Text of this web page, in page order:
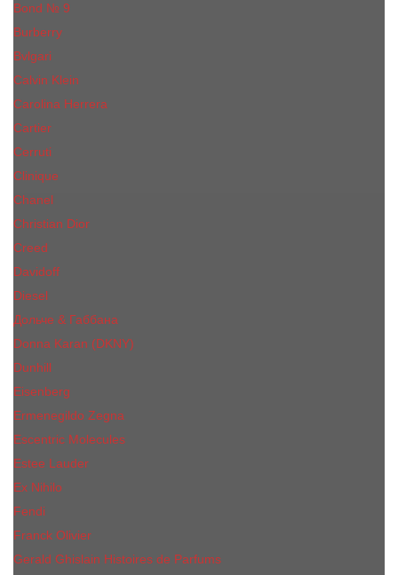
Bond № 9
Burberry
Bvlgari
Calvin Klein
Carolina Herrera
Cartier
Cerruti
Сliniquе
Chanel
Christian Dior
Creed
Davidoff
Diesel
Дольче & Габбана
Donna Karan (DKNY)
Dunhill
Eisenberg
Ermenegildo Zegna
Escentric Molecules
Еsteе Lаudеr
Ex Nihilo
Fendi
Franck Olivier
Gerald Ghislain Histoires de Parfums